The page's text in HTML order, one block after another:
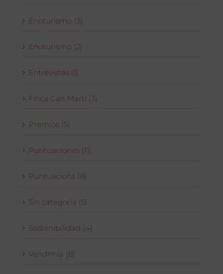
Enoturismo (3)
Enoturismo (2)
Entrevistas (1)
Finca Can Martí (3)
Premios (5)
Puntuaciones (11)
Puntuacions (8)
Sin categoría (5)
Sostenibilidad (4)
Vendímia (8)